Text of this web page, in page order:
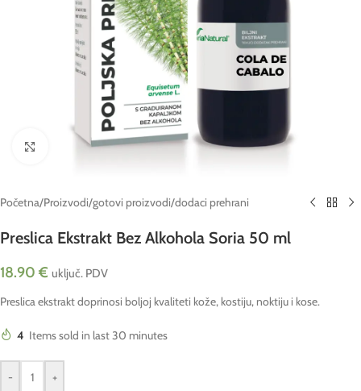
Click to enlarge
Početna/Proizvodi/gotovi proizvodi/dodaci prehrani
Preslica Ekstrakt Bez Alkohola Soria 50 ml
18.90 € uključ. PDV
Preslica ekstrakt doprinosi boljoj kvaliteti kože, kostiju, noktiju i kose.
4 Items sold in last 30 minutes
- +